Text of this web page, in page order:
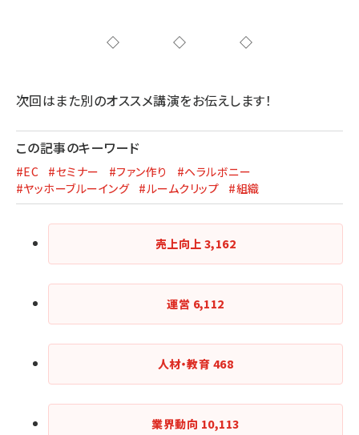
◇◇◇
次回はまた別のオススメ講演をお伝えします！
この記事のキーワード
#EC #セミナー #ファン作り
#ヘラルボニー
#ヤッホーブルーイング
#ルームクリップ #組織
売上向上 3,162
運営 6,112
人材・教育 468
業界動向 10,113